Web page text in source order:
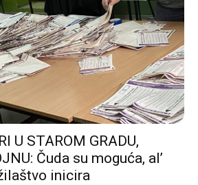
U STAROM GRADU,
Čuda su moguća, al’
inicira